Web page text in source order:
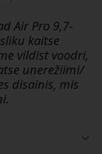
Air Pro 9,7-
kaitse
vildist voodri,
unerežiimi/
disainis, mis